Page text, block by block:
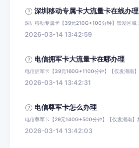
深圳移动专属卡大流量卡在线办理
深圳移动专属卡【39元210G+100分钟】禁发区域
2026-03-14 13:42:59
电信拥军卡大流量卡在哪办理
电信拥军卡【39元160G+1100分钟】【仅发湖南
2026-03-14 13:42:31
电信尊军卡怎么办理
电信尊军卡【29元140G+500分钟】【仅发湖南】
2026-03-14 13:42:03